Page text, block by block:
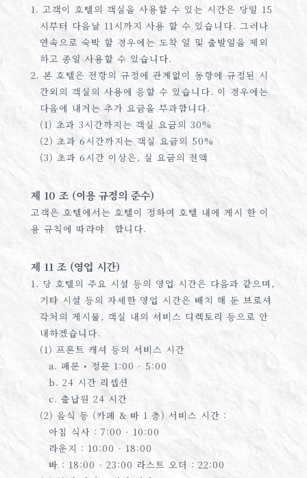
1. 고객이 호텔의 객실을 사용할 수 있는 시간은 당일 15
시부터 다음날 11시까지 사용 할 수 있습니다. 그러나
연속으로 숙박 할 경우에는 도착 일 및 출발일을 제외
하고 종일 사용할 수 있습니다.
2. 본 호텔은 전항의 규정에 관계없이 동항에 규정된 시
간외의 객실의 사용에 응할 수 있습니다. 이 경우에는
다음에 내거는 추가 요금을 부과합니다.
(1) 초과 3시간까지는 객실 요금의 30%
(2) 초과 6시간까지는 객실 요금의 50%
(3) 초과 6시간 이상은, 실 요금의 전액
제 10 조 (이용 규정의 준수)
고객은 호텔에서는 호텔이 정하여 호텔 내에 게시 한 이
용 규칙에 따라야 합니다.
제 11 조 (영업 시간)
1. 당 호텔의 주요 시설 등의 영업 시간은 다음과 같으며,
기타 시설 등의 자세한 영업 시간은 배치 해 둔 브로셔
각처의 게시물, 객실 내의 서비스 디렉토리 등으로 안
내하겠습니다.
(1) 프론트 캐셔 등의 서비스 시간
a. 폐문 • 정문 1:00 - 5:00
b. 24 시간 리셉션
c. 출납원 24 시간
(2) 음식 등 (카페 & 바 1 층) 서비스 시간 :
아침 식사 : 7:00 - 10:00
라운지 : 10:00 - 18:00
바 : 18:00 - 23:00 라스트 오더 : 22:00